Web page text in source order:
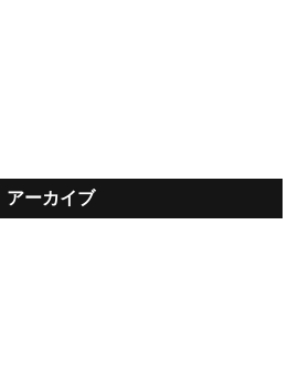
アーカイブ